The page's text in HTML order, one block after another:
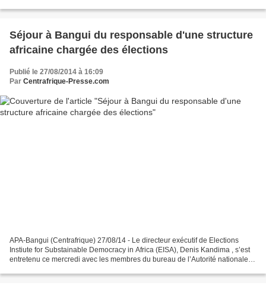
Séjour à Bangui du responsable d'une structure
africaine chargée des élections
Publié le 27/08/2014 à 16:09
Par Centrafrique-Presse.com
APA-Bangui (Centrafrique) 27/08/14 - Le directeur exécutif de Elections
Instiute for Substainable Democracy in Africa (EISA), Denis Kandima , s’est
entretenu ce mercredi avec les membres du bureau de l’Autorité nationale